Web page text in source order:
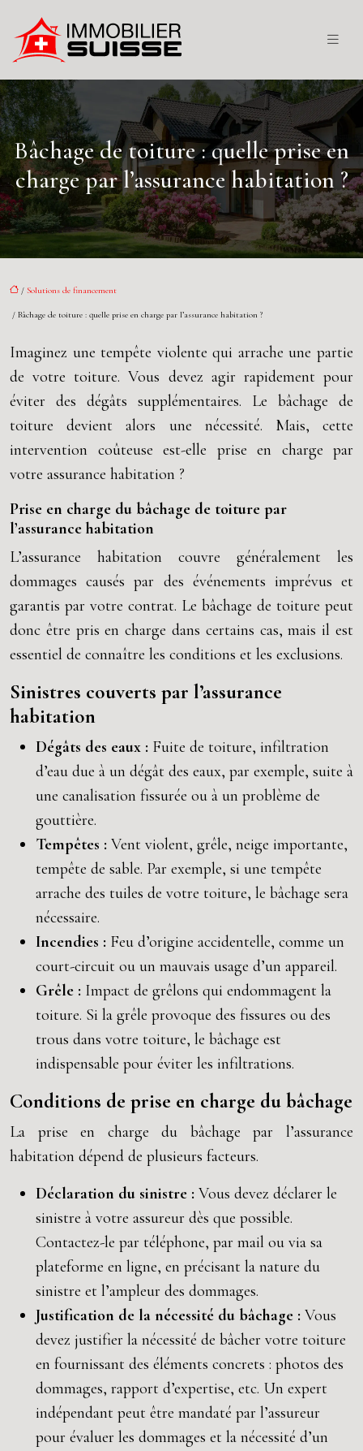
Bâchage de toiture : quelle prise en
charge par l’assurance habitation ?
/ Solutions de financement
/ Bâchage de toiture : quelle prise en charge par l’assurance habitation ?
Imaginez une tempête violente qui arrache une partie
de votre toiture. Vous devez agir rapidement pour
éviter des dégâts supplémentaires. Le bâchage de
toiture devient alors une nécessité. Mais, cette
intervention coûteuse est-elle prise en charge par
votre assurance habitation ?
Prise en charge du bâchage de toiture par
l’assurance habitation
L’assurance habitation couvre généralement les
dommages causés par des événements imprévus et
garantis par votre contrat. Le bâchage de toiture peut
donc être pris en charge dans certains cas, mais il est
essentiel de connaître les conditions et les exclusions.
Sinistres couverts par l’assurance
habitation
Dégâts des eaux : Fuite de toiture, infiltration
d’eau due à un dégât des eaux, par exemple, suite à
une canalisation fissurée ou à un problème de
gouttière.
Tempêtes : Vent violent, grêle, neige importante,
tempête de sable. Par exemple, si une tempête
arrache des tuiles de votre toiture, le bâchage sera
nécessaire.
Incendies : Feu d’origine accidentelle, comme un
court-circuit ou un mauvais usage d’un appareil.
Grêle : Impact de grêlons qui endommagent la
toiture. Si la grêle provoque des fissures ou des
trous dans votre toiture, le bâchage est
indispensable pour éviter les infiltrations.
Conditions de prise en charge du bâchage
La prise en charge du bâchage par l’assurance
habitation dépend de plusieurs facteurs.
Déclaration du sinistre : Vous devez déclarer le
sinistre à votre assureur dès que possible.
Contactez-le par téléphone, par mail ou via sa
plateforme en ligne, en précisant la nature du
sinistre et l’ampleur des dommages.
Justification de la nécessité du bâchage : Vous
devez justifier la nécessité de bâcher votre toiture
en fournissant des éléments concrets : photos des
dommages, rapport d’expertise, etc. Un expert
indépendant peut être mandaté par l’assureur
pour évaluer les dommages et la nécessité d’un